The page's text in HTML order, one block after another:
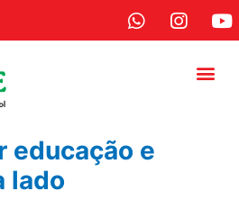
educação e
lado